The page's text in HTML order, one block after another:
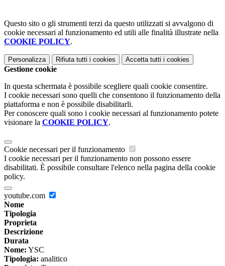
Questo sito o gli strumenti terzi da questo utilizzati si avvalgono di
cookie necessari al funzionamento ed utili alle finalità illustrate nella
COOKIE POLICY.
Personalizza Rifiuta tutti i cookies Accetta tutti i cookies
Gestione cookie
In questa schermata è possibile scegliere quali cookie consentire.
I cookie necessari sono quelli che consentono il funzionamento della
piattaforma e non è possibile disabilitarli.
Per conoscere quali sono i cookie necessari al funzionamento potete
visionare la COOKIE POLICY.
Cookie necessari per il funzionamento
I cookie necessari per il funzionamento non possono essere
disabilitati. È possibile consultare l'elenco nella pagina della cookie
policy.
youtube.com
Nome
Tipologia
Proprieta
Descrizione
Durata
Nome: YSC
Tipologia: analitico